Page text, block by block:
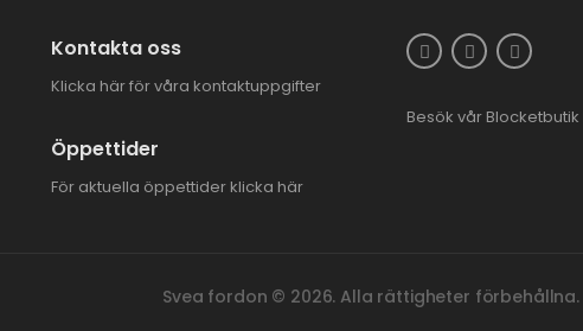
Kontakta oss
Klicka här för våra kontaktuppgifter
Öppettider
För aktuella öppettider klicka här
Besök vår Blocketbutik
Svea fordon © 2026. Alla rättigheter förbehållna.